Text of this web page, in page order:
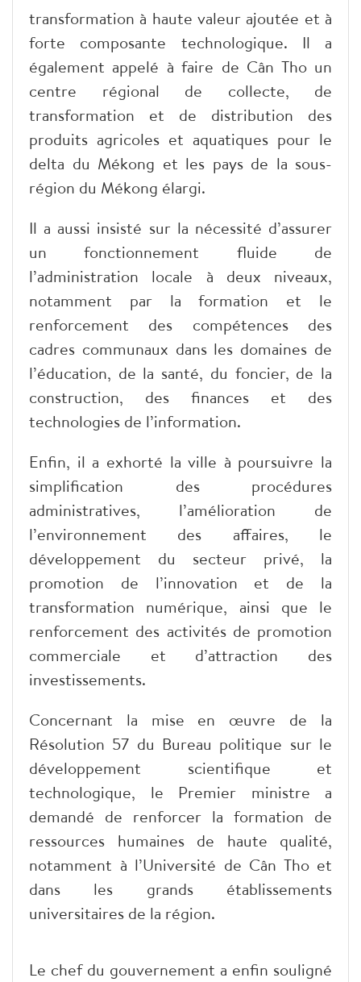
transformation à haute valeur ajoutée et à
forte composante technologique. Il a
également appelé à faire de Cân Tho un
centre régional de collecte, de
transformation et de distribution des
produits agricoles et aquatiques pour le
delta du Mékong et les pays de la sous-
région du Mékong élargi.
Il a aussi insisté sur la nécessité d’assurer
un fonctionnement fluide de
l’administration locale à deux niveaux,
notamment par la formation et le
renforcement des compétences des
cadres communaux dans les domaines de
l’éducation, de la santé, du foncier, de la
construction, des finances et des
technologies de l’information.
Enfin, il a exhorté la ville à poursuivre la
simplification des procédures
administratives, l’amélioration de
l’environnement des affaires, le
développement du secteur privé, la
promotion de l’innovation et de la
transformation numérique, ainsi que le
renforcement des activités de promotion
commerciale et d’attraction des
investissements.
Concernant la mise en œuvre de la
Résolution 57 du Bureau politique sur le
développement scientifique et
technologique, le Premier ministre a
demandé de renforcer la formation de
ressources humaines de haute qualité,
notamment à l’Université de Cân Tho et
dans les grands établissements
universitaires de la région.
Le chef du gouvernement a enfin souligné